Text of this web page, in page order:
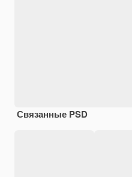
Связанные PSD